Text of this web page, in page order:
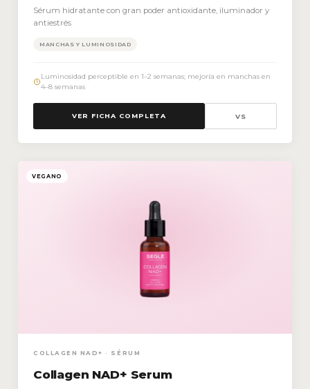
Sérum hidratante con gran poder antioxidante, iluminador y
antiestrés
MANCHAS Y LUMINOSIDAD
Luminosidad perceptible en 1–2 semanas; mejoría en manchas en
4–8 semanas
VER FICHA COMPLETA VS
VEGANO
COLLAGEN NAD+ · SÉRUM
Collagen NAD+ Serum